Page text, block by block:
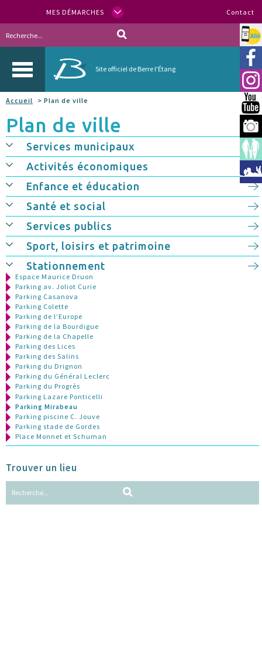
MES DÉMARCHES Contact
Site officiel de Berre l'Étang
Allo
Accueil > Plan de ville
Plan de ville
Services municipaux
Activités économiques
Enfance et éducation
Santé et social
Services publics
Sport, loisirs et patrimoine
Stationnement
Espace Maurice Druon
Parking av. Joliot Curie
Parking Casanova
Parking Colette
Parking de l’Europe
Parking de la Bourdigue
Parking de la Chapelle
Parking des Lices
Parking des Salins
Parking du Drignon
Parking du Général Leclerc
Parking du Progrès
Parking Lazare Ponticelli
Parking Mirabeau
Parking piscine C. Jouve
Parking stade de Gordes
Place Monnet et Schuman
Trouver un lieu